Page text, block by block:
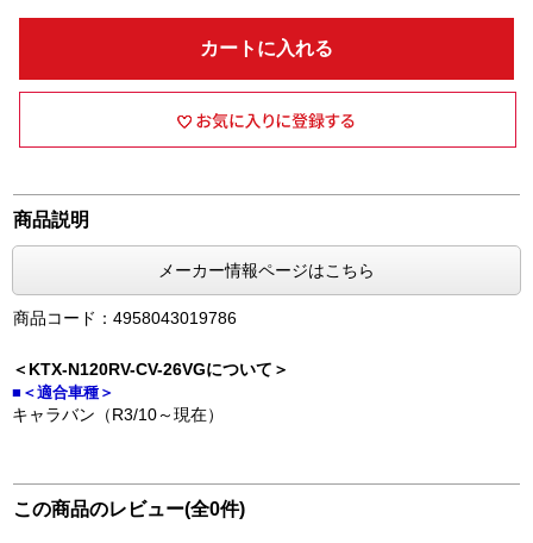
カートに入れる
商品説明
メーカー情報ページはこちら
商品コード：4958043019786
＜KTX-N120RV-CV-26VGについて＞
■＜適合車種＞
キャラバン（R3/10～現在）
この商品のレビュー(全0件)